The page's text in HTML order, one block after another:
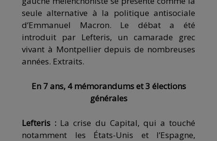
seule alternative à la politique antisociale
d’Emmanuel Macron. Le débat a été
introduit par Lefteris, un camarade grec
vivant à Montpellier depuis de nombreuses
années. Extraits.
En 7 ans, 4 mémorandums et 3 élections
générales
Lefteris : La crise du Capital, qui a touché
notamment les États-Unis et l’Espagne,